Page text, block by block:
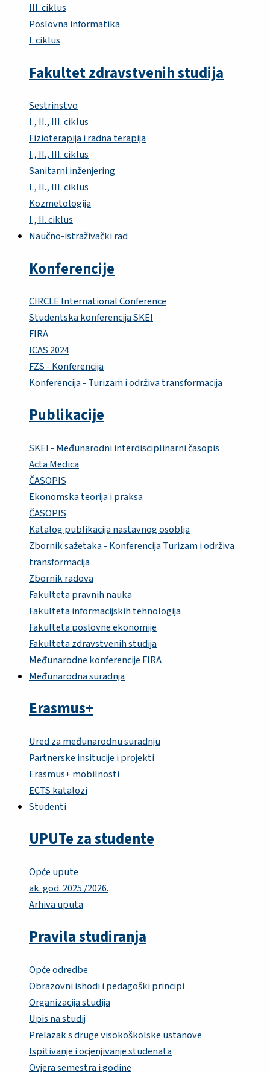
III. ciklus
Poslovna informatika
I. ciklus
Fakultet zdravstvenih studija
Sestrinstvo
I., II., III. ciklus
Fizioterapija i radna terapija
I., II., III. ciklus
Sanitarni inženjering
I., II., III. ciklus
Kozmetologija
I., II. ciklus
Naučno-istraživački rad
Konferencije
CIRCLE International Conference
Studentska konferencija SKEI
FIRA
ICAS 2024
FZS - Konferencija
Konferencija - Turizam i održiva transformacija
Publikacije
SKEI - Međunarodni interdisciplinarni časopis
Acta Medica
ČASOPIS
Ekonomska teorija i praksa
ČASOPIS
Katalog publikacija nastavnog osoblja
Zbornik sažetaka - Konferencija Turizam i održiva
transformacija
Zbornik radova
Fakulteta pravnih nauka
Fakulteta informacijskih tehnologija
Fakulteta poslovne ekonomije
Fakulteta zdravstvenih studija
Međunarodne konferencije FIRA
Međunarodna suradnja
Erasmus+
Ured za međunarodnu suradnju
Partnerske insitucije i projekti
Erasmus+ mobilnosti
ECTS katalozi
Studenti
UPUTe za studente
Opće upute
ak. god. 2025./2026.
Arhiva uputa
Pravila studiranja
Opće odredbe
Obrazovni ishodi i pedagoški principi
Organizacija studija
Upis na studij
Prelazak s druge visokoškolske ustanove
Ispitivanje i ocjenjivanje studenata
Ovjera semestra i godine